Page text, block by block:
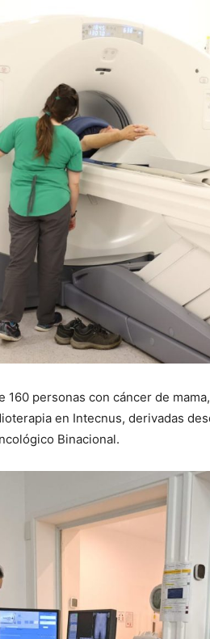
160 personas con cáncer de
en Intecnus, derivadas
Binacional.